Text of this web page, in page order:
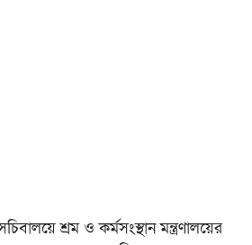
শ্রম ও কর্মসংস্থান মন্ত্রণালয়ের